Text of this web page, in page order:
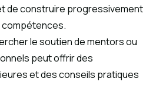
de construire progressivement
compétences.
le soutien de mentors ou
peut offrir des
et des conseils pratiques